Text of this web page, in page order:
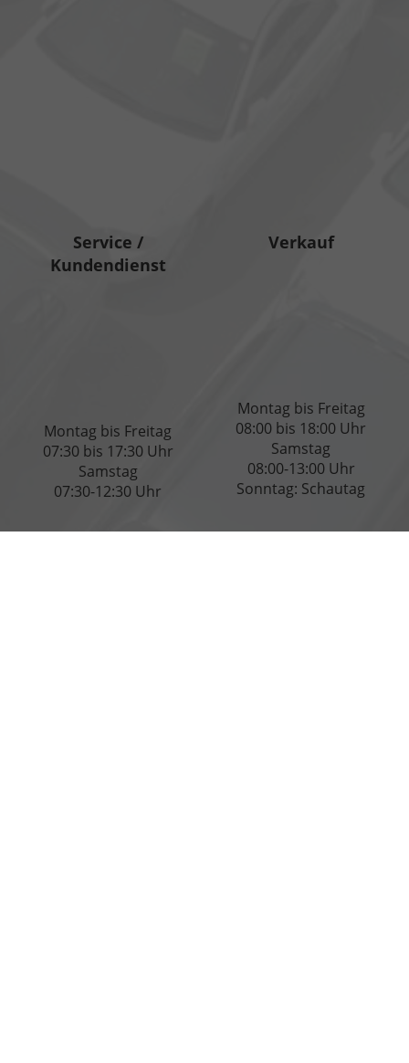
Service /
Kundendienst
Montag bis Freitag
07:30 bis 17:30 Uhr
Samstag
07:30-12:30 Uhr
Verkauf
Montag bis Freitag
08:00 bis 18:00 Uhr
Samstag
08:00-13:00 Uhr
Sonntag: Schautag